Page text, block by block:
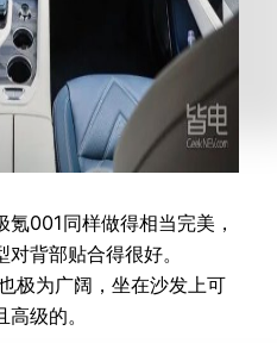
001同样做得相当完美，
背部贴合得很好。
极为广阔，坐在沙发上可
级的。